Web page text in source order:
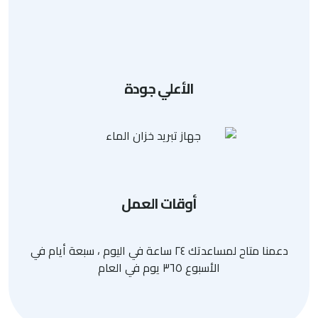
الأعلي جودة
أوقات العمل
دعمنا متاح لمساعدتك ٢٤ ساعة في اليوم ، سبعة أيام في
الأسبوع ٣٦٥ يوم في العام